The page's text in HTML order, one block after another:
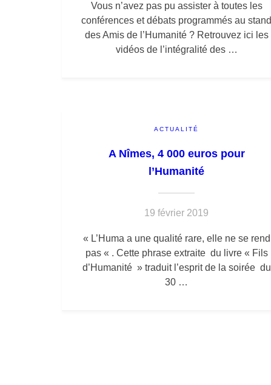
Vous n’avez pas pu assister à toutes les
conférences et débats programmés au stand
des Amis de l’Humanité ? Retrouvez ici les
vidéos de l’intégralité des …
ACTUALITÉ
A Nîmes, 4 000 euros pour
l’Humanité
19 février 2019
« L’Huma a une qualité rare, elle ne se rend
pas « . Cette phrase extraite du livre « Fils
d’Humanité » traduit l’esprit de la soirée du
30 …